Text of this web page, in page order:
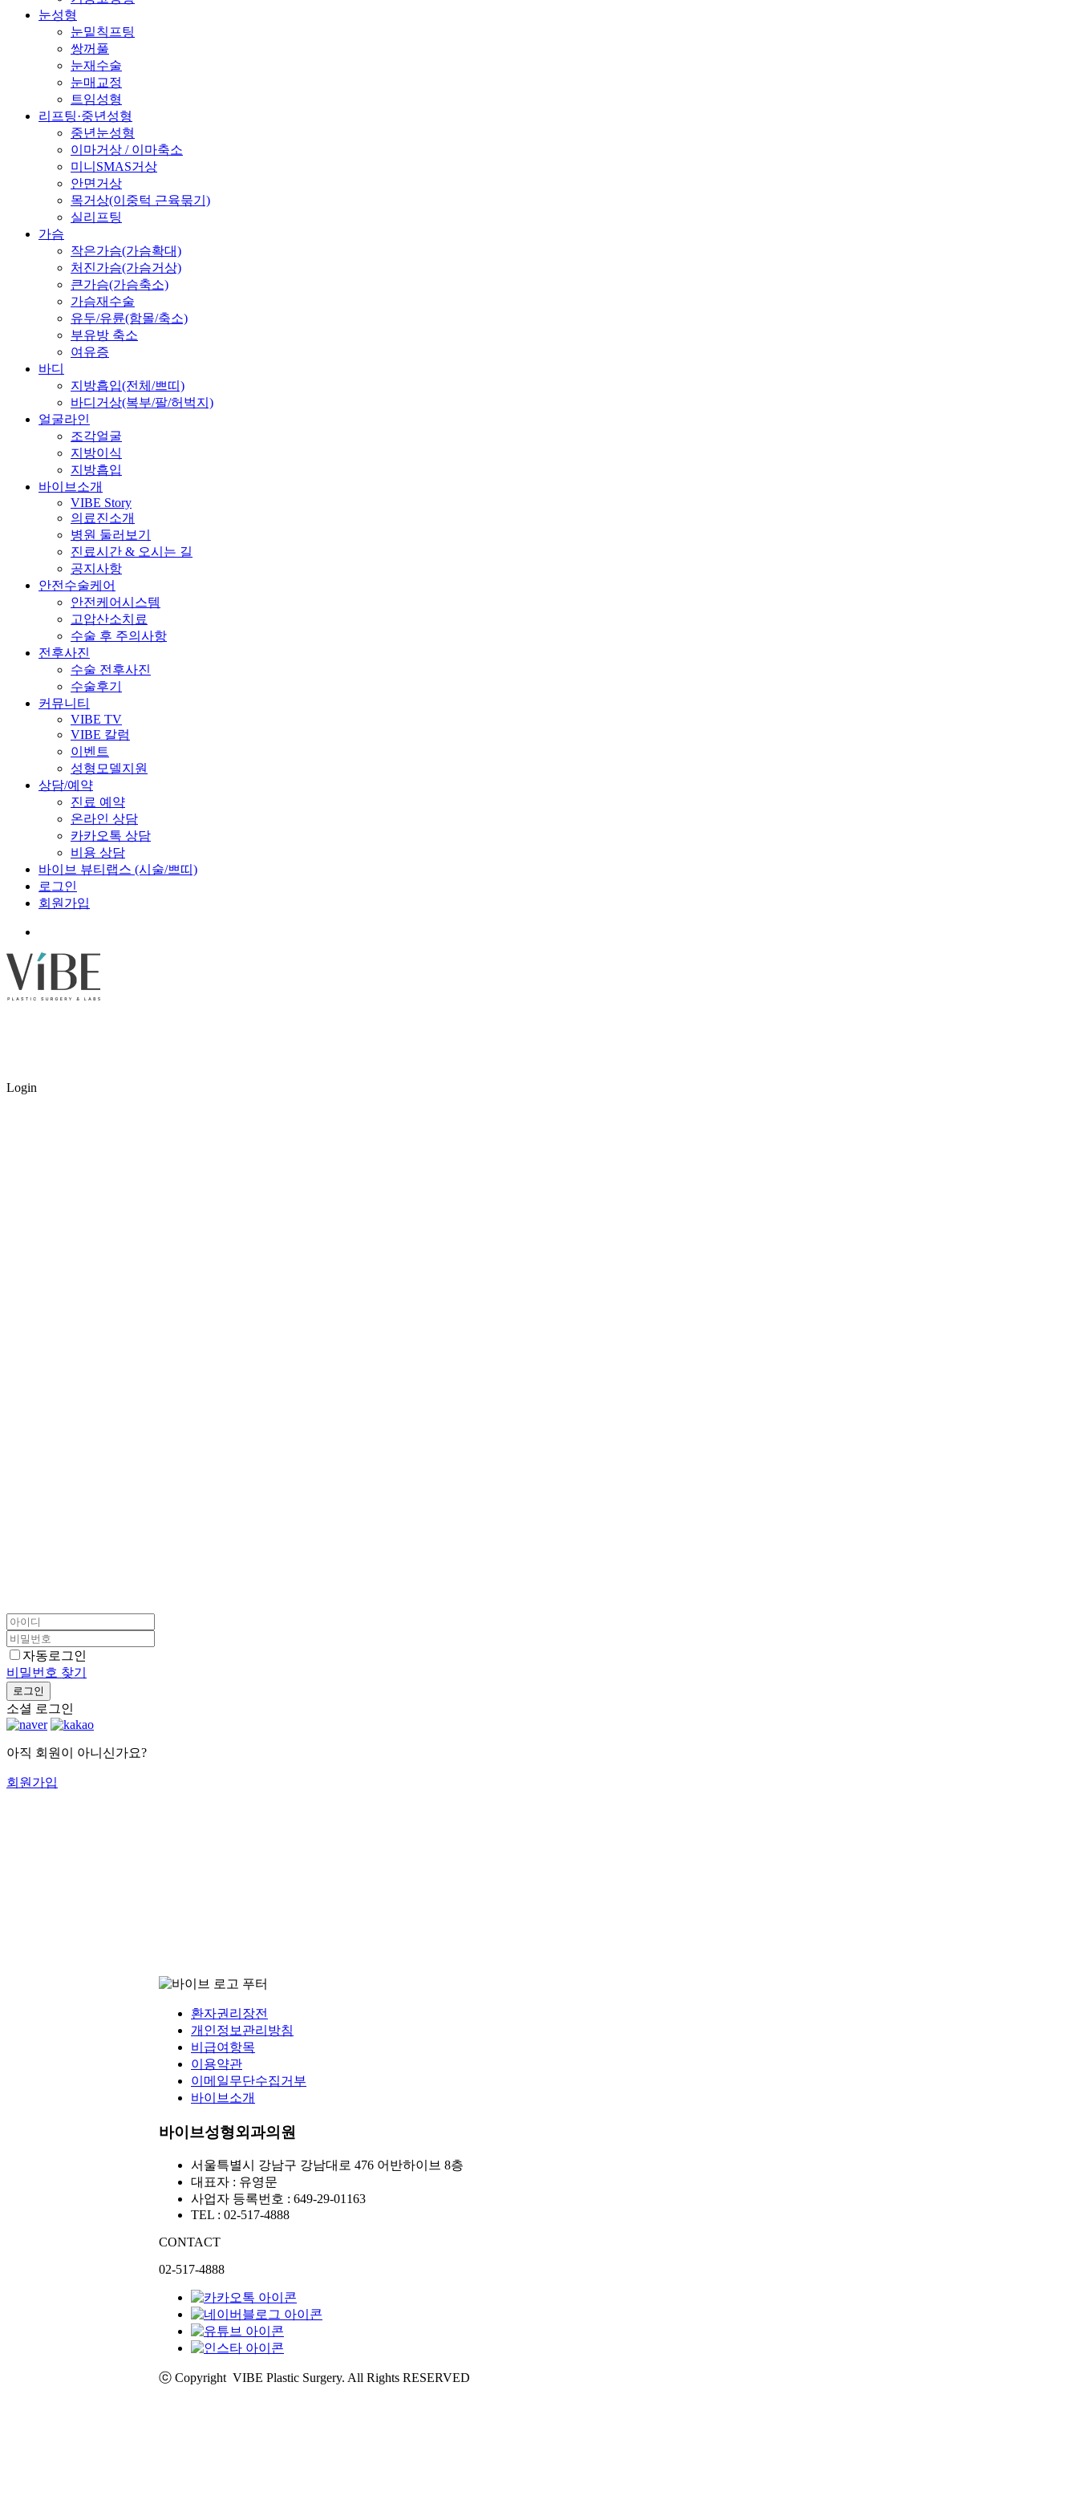
눈성형
눈밑칙프팅
쌍꺼풀
눈재수술
눈매교정
트임성형
리프팅·중년성형
중년눈성형
이마거상 / 이마축소
미니SMAS거상
안면거상
목거상(이중턱 근육묶기)
실리프팅
가슴
작은가슴(가슴확대)
처진가슴(가슴거상)
큰가슴(가슴축소)
가슴재수술
유두/유륜(함몰/축소)
부유방 축소
여유증
바디
지방흡입(전체/쁘띠)
바디거상(복부/팔/허벅지)
얼굴라인
조각얼굴
지방이식
지방흡입
바이브소개
VIBE Story
의료진소개
병원 둘러보기
진료시간 & 오시는 길
공지사항
안전수술케어
안전케어시스템
고압산소치료
수술 후 주의사항
전후사진
수술 전후사진
수술후기
커뮤니티
VIBE TV
VIBE 칼럼
이벤트
성형모델지원
상담/예약
진료 예약
온라인 상담
카카오톡 상담
비용 상담
바이브 뷰티랩스 (시술/쁘띠)
로그인
회원가입
Login
자동로그인
비밀번호 찾기
로그인
소셜 로그인
아직 회원이 아니신가요?
회원가입
환자권리장전
개인정보관리방침
비급여항목
이용약관
이메일무단수집거부
바이브소개
바이브성형외과의원
서울특별시 강남구 강남대로 476 어반하이브 8층
대표자 : 유영문
사업자 등록번호 : 649-29-01163
TEL : 02-517-4888
CONTACT
02-517-4888
ⓒ Copyright VIBE Plastic Surgery. All Rights RESERVED